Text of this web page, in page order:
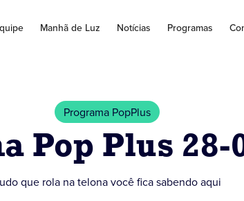
Manhã de Luz Notícias Programas
Programa PopPlus
Pop Plus 28-
que rola na telona você fica sabendo aqui